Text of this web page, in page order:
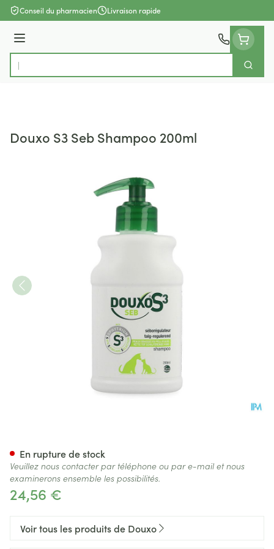
Aller au contenu
Conseil du pharmacien Livraison rapide
Menu
Rechercher
Douxo S3 Seb Shampoo 200ml
24,56 €
En rupture de stock
Veuillez nous contacter par téléphone ou par e-mail et nous
examinerons ensemble les possibilités.
Voir tous les produits de Douxo